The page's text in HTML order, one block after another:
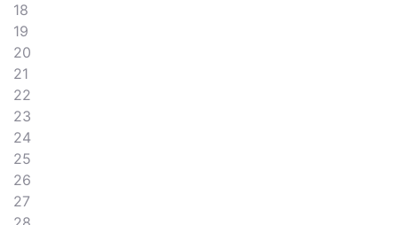
18
19
20
21
22
23
24
25
26
27